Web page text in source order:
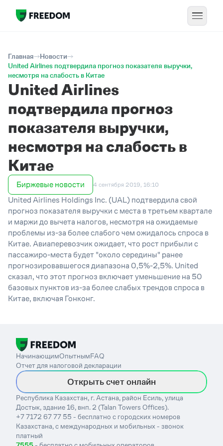
Главная
Новости
United Airlines подтвердила прогноз показателя выручки,
несмотря на слабость в Китае
United Airlines
подтвердила прогноз
показателя выручки,
несмотря на слабость в
Китае
Биржевые новости 4 сентября 2019, 16:10
United Airlines Holdings Inc. (UAL) подтвердила свой
прогноз показателя выручки с места в третьем квартале
и маржи до вычета налогов, несмотря на ожидаемые
проблемы из-за более слабого чем ожидалось спроса в
Китае. Авиаперевозчик ожидает, что рост прибыли с
пассажиро-места будет "около середины" ранее
прогнозировавшегося диапазона 0,5%-2,5%. United
сказал, что этот прогноз включает уменьшение на 50
базовых пунктов из-за более слабых трендов спроса в
Китае, включая Гонконг.
НачинающимОпытнымFAQ
Отчет для налоговой декларации
Открыть счет онлайн
Республика Казахстан, г. Астана, район Есиль, улица
Достык, здание 16, внп. 2 (Talan Towers Offices).
+7 7172 67 77 55 - бесплатно с городских номеров
Казахстана, с международных и мобильных - звонок
платный